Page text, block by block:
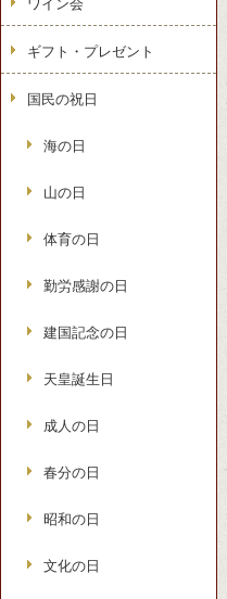
ワイン会
ギフト・プレゼント
国民の祝日
海の日
山の日
体育の日
勤労感謝の日
建国記念の日
天皇誕生日
成人の日
春分の日
昭和の日
文化の日